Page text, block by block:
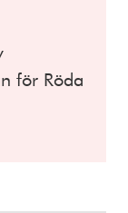
för Röda